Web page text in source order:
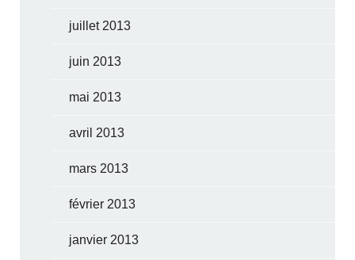
juillet 2013
juin 2013
mai 2013
avril 2013
mars 2013
février 2013
janvier 2013